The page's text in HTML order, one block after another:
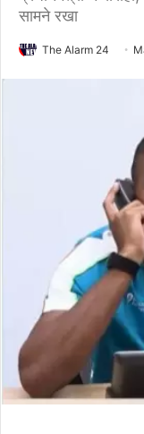
सामने रखा
The Alarm 24